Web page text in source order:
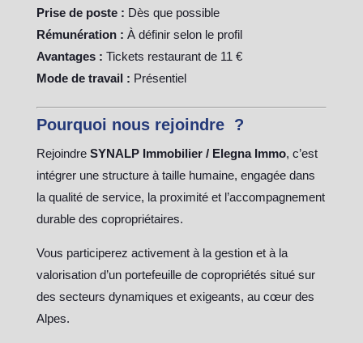
Prise de poste : Dès que possible
Rémunération : À définir selon le profil
Avantages : Tickets restaurant de 11 €
Mode de travail : Présentiel
Pourquoi nous rejoindre ?
Rejoindre SYNALP Immobilier / Elegna Immo, c’est
intégrer une structure à taille humaine, engagée dans
la qualité de service, la proximité et l’accompagnement
durable des copropriétaires.
Vous participerez activement à la gestion et à la
valorisation d’un portefeuille de copropriétés situé sur
des secteurs dynamiques et exigeants, au cœur des
Alpes.